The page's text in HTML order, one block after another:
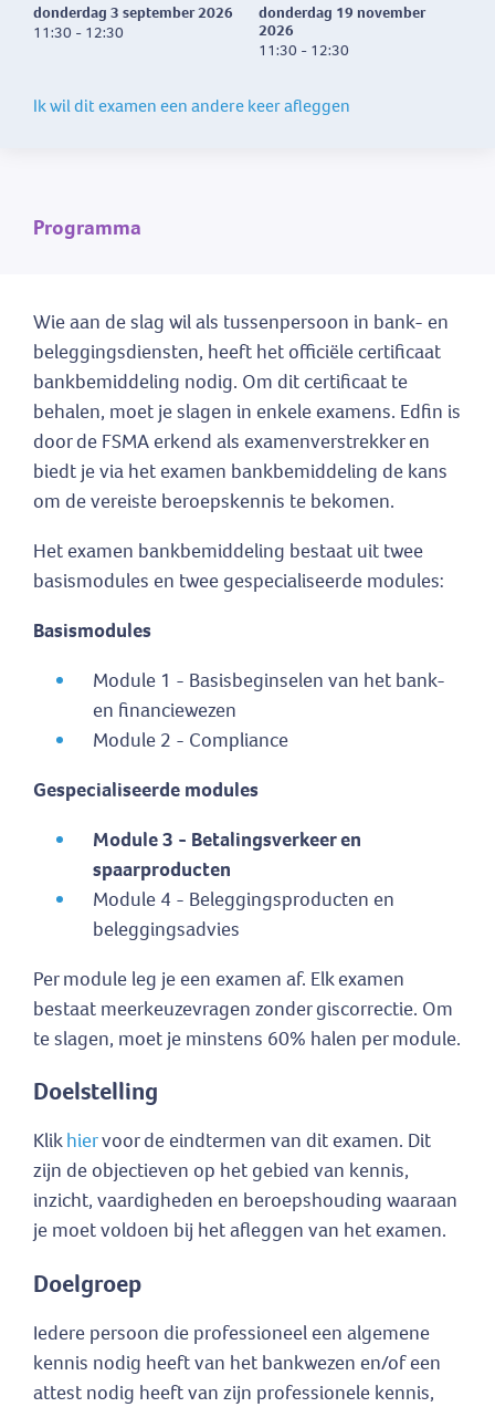
donderdag 3 september 2026
11:30 - 12:30
donderdag 19 november
2026
11:30 - 12:30
Ik wil dit examen een andere keer afleggen
Programma
Wie aan de slag wil als tussenpersoon in bank- en
beleggingsdiensten, heeft het officiële certificaat
bankbemiddeling nodig. Om dit certificaat te
behalen, moet je slagen in enkele examens. Edfin is
door de FSMA erkend als examenverstrekker en
biedt je via het examen bankbemiddeling de kans
om de vereiste beroepskennis te bekomen.
Het examen bankbemiddeling bestaat uit twee
basismodules en twee gespecialiseerde modules:
Basismodules
Module 1 - Basisbeginselen van het bank-
en financiewezen
Module 2 - Compliance
Gespecialiseerde modules
Module 3 - Betalingsverkeer en
spaarproducten
Module 4 - Beleggingsproducten en
beleggingsadvies
Per module leg je een examen af. Elk examen
bestaat meerkeuzevragen zonder giscorrectie. Om
te slagen, moet je minstens 60% halen per module.
Doelstelling
Klikhiervoor de eindtermen van dit examen. Dit
zijn de objectieven op het gebied van kennis,
inzicht, vaardigheden en beroepshouding waaraan
je moet voldoen bij het afleggen van het examen.
Doelgroep
Iedere persoon die professioneel een algemene
kennis nodig heeft van het bankwezen en/of een
attest nodig heeft van zijn professionele kennis,